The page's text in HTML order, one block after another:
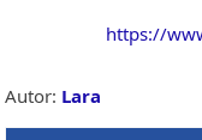
https://
Autor: Lara